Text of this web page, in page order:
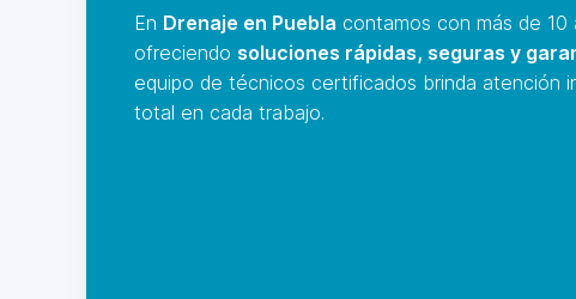
En Drenaje en Puebla contamos con más de 10
ofreciendo soluciones rápidas, seguras y
equipo de técnicos certificados brinda atención
total en cada trabajo.